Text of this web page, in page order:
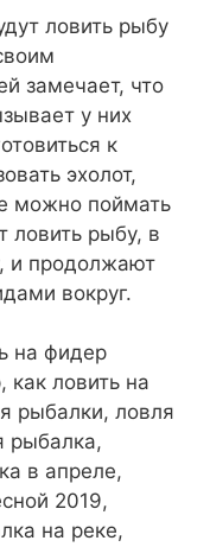
ловить рыбу
замечает, что
у них
к
эхолот,
можно поймать
ловить рыбу, в
и продолжают
вокруг.
на фидер
как ловить на
рыбалки, ловля
рыбалка,
в апреле,
2019,
на реке,